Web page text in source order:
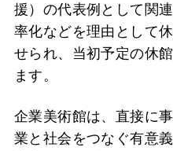
援）の代表例として関
率化などを理由として
せられ、当初予定の休
ます。
企業美術館は、直接に
業と社会をつなぐ有意